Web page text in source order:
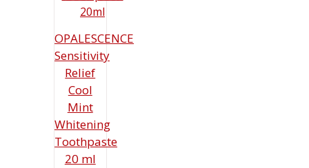
OPALESCENCE
Sensitivity
Relief
Cool
Mint
Whitening
Toothpaste
20 ml